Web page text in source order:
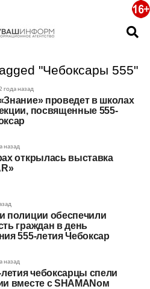
"Чебоксары 555"
года назад
проведет в школах
посвященные 555-
назад
открылась выставка
полиции обеспечили
граждан в день
555-летия Чебоксар
назад
летия чебоксарцы спели
вместе с SHAMANом